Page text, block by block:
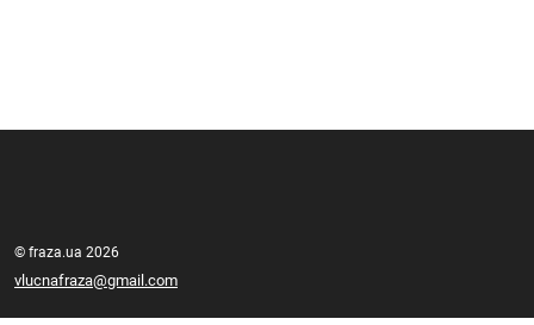
© fraza.ua 2026
vlucnafraza@gmail.com